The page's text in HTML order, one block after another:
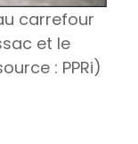
carrefour
et le
: PPRi)